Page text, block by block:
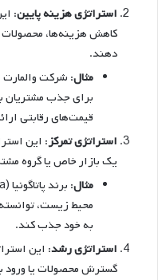
استراتژی هزینه پایین:
کاهش هزینه‌ها، محصولات
دهند.
مثال
برای جذب مشتریان
قیمت‌های رقابتی
استراتژی تمرکز: این
یک بازار خاص یا گروه
مثال
محیط زیست،
به خود جذب کند.
استراتژی رشد: این
گسترش محصولات یا ورود